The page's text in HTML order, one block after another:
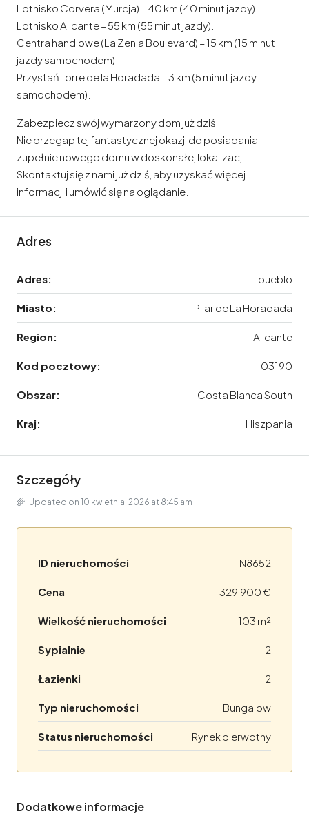
Lotnisko Corvera (Murcja) – 40 km (40 minut jazdy).
Lotnisko Alicante – 55 km (55 minut jazdy).
Centra handlowe (La Zenia Boulevard) – 15 km (15 minut
jazdy samochodem).
Przystań Torre de la Horadada – 3 km (5 minut jazdy
samochodem).
Zabezpiecz swój wymarzony dom już dziś
Nie przegap tej fantastycznej okazji do posiadania
zupełnie nowego domu w doskonałej lokalizacji.
Skontaktuj się z nami już dziś, aby uzyskać więcej
informacji i umówić się na oglądanie.
Adres
Adres: pueblo
Miasto: Pilar de La Horadada
Region: Alicante
Kod pocztowy: 03190
Obszar: Costa Blanca South
Kraj: Hiszpania
Szczegóły
Updated on 10 kwietnia, 2026 at 8:45 am
ID nieruchomości N8652
Cena 329,900 €
Wielkość nieruchomości 103 m²
Sypialnie 2
Łazienki 2
Typ nieruchomości Bungalow
Status nieruchomości Rynek pierwotny
Dodatkowe informacje